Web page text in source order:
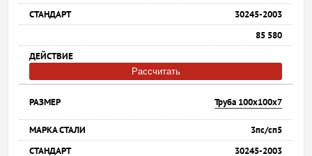
30245-2003
85 580
Рассчитать
Труба 100х100х7
3пс/сп5
30245-2003